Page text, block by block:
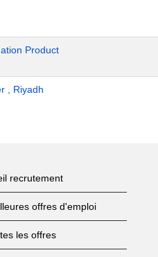
Product
, Riyadh
recrutement
offres d'emploi
les offres